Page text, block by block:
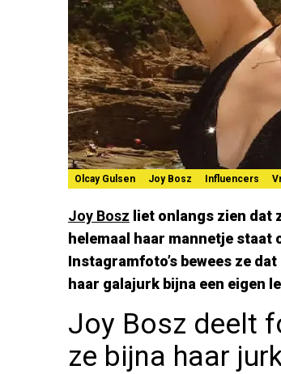
Olcay Gulsen Joy Bosz Influencers
Joy Bosz liet onlangs zien dat
helemaal haar mannetje staat
Instagramfoto’s bewees ze
haar galajurk bijna een eigen
Joy Bosz deelt
ze bijna haar